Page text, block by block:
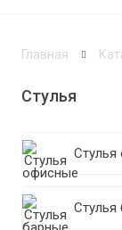
Главная
Стулья
Стулья